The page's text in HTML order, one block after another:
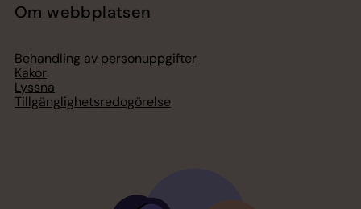
Om webbplatsen
Behandling av personuppgifter
Kakor
Lyssna
Tillgänglighetsredogörelse